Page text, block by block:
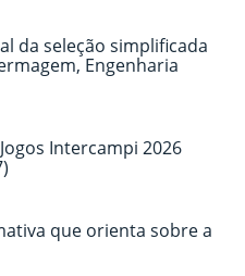
da seleção simplificada
Engenharia
Intercampi 2026
que orienta sobre a